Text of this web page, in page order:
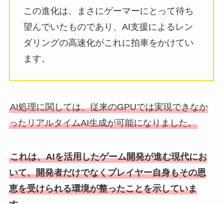
この進化は、まさにゲーマーにとって待ち
望んでいたものであり、AI支援によるレン
ダリングの高速化がこれに拍車をかけてい
ます。
AI処理に関しては、従来のGPUでは実現できなか
ったリアルタイムAI生成が可能になりました。
これは、AIを活用したゲーム開発が進む現代にお
いて、開発者だけでなくプレイヤー自身もその恩
恵を受けられる環境が整ったことを示していま